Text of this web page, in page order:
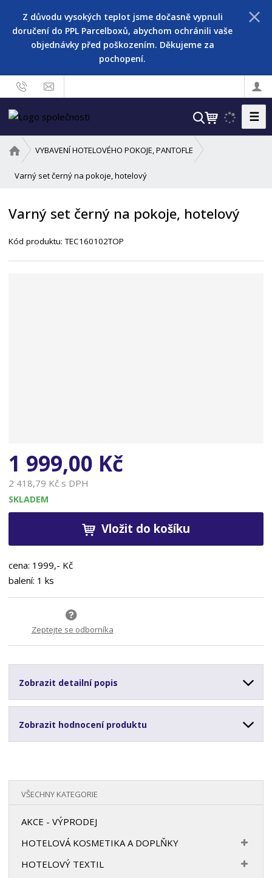
Z důvodu vysokých teplot jsme dočasně vypnuli
doručení do PPL Parcelboxů, abychom ochránili vaše
objednávky před poškozením. Děkujeme za
pochopení.
V
t
☰
v
o
í
t
VYBAVENÍ HOTELOVÉHO POKOJE, PANTOFLE
Varný set černý na pokoje, hotelový
Varný set černý na pokoje, hotelový
Kód produktu:TEC160102TOP
1 999,00 Kč
2 418,79 Kč s DPH
SKLADEM
Vložit do košíku
cena: 1999,- Kč
balení: 1 ks
Zeptejte se odborníka
Zobrazit detailní popis
Zobrazit hodnocení produktu
VŠECHNY KATEGORIE
AKCE - VÝPRODEJ
HOTELOVÁ KOSMETIKA A DOPLŇKY
HOTELOVÝ TEXTIL